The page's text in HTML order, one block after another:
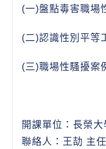
(一)盤點毒害職場
(二)認識性別平等
(三)職場性騷擾案
開課單位：長榮
聯絡人：王劼 主任